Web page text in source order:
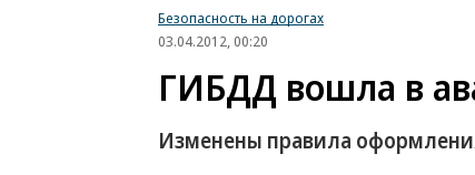
Безопасность на дорогах
03.04.2012, 00:20
ГИБДД вошла в
Изменены правила